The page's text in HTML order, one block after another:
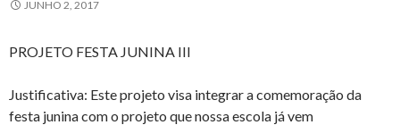
JUNHO 2, 2017
PROJETO FESTA JUNINA III
Justificativa: Este projeto visa integrar a comemoração da
festa junina com o projeto que nossa escola já vem